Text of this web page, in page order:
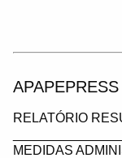
RELATÓRIO
MEDIDAS